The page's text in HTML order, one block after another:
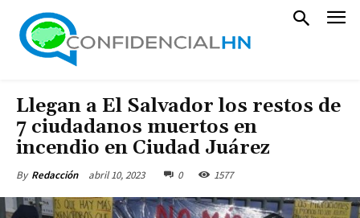
Llegan a El Salvador los restos de
7 ciudadanos muertos en
incendio en Ciudad Juárez
By Redacción abril 10, 2023 0 1577